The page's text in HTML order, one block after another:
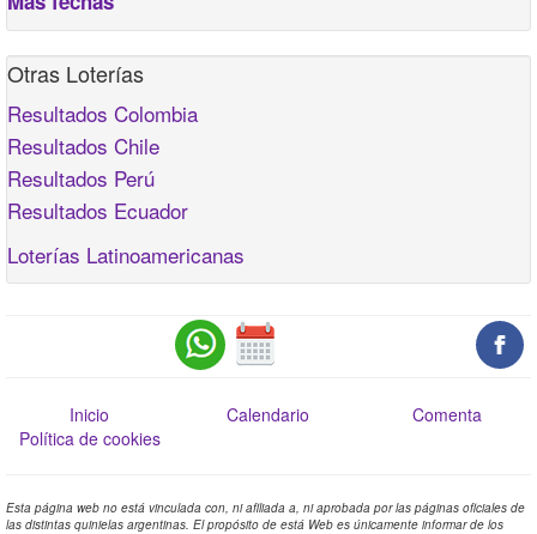
Otras Loterías
Resultados Colombia
Resultados Chile
Resultados Perú
Resultados Ecuador
Loterías Latinoamericanas
Inicio Calendario
Comenta
Política de cookies
Esta página web no está vinculada con, ni afiliada a, ni aprobada por las páginas oficiales de
las distintas quinielas argentinas. El propósito de está Web es únicamente informar de los